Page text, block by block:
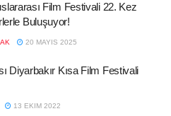
Film Festivali 22. Kez
Buluşuyor!
20 MAYIS 2025
Diyarbakır Kısa Film Festivali
13 EKIM 2022